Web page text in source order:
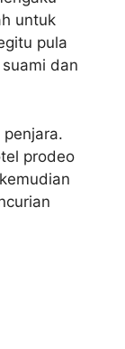
untuk
pula
dan
prodeo